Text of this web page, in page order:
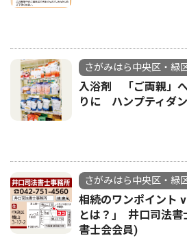
さがみはら中央区・緑
入浴剤 「ご両親」
りに ハンプティダ
さがみはら中央区・緑
相続のワンポイント
とは？｣ 井口司法書
書士会会員)